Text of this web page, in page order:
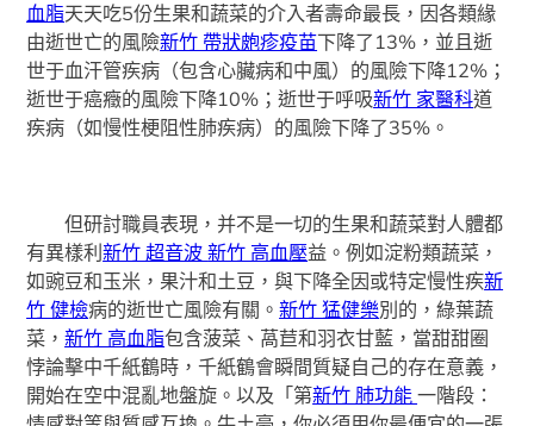
血脂天天吃5份生果和蔬菜的介入者壽命最長，因各類緣
由逝世亡的風險新竹 帶狀皰疹疫苗下降了13%，並且逝
世于血汗管疾病（包含心臟病和中風）的風險下降12%；
逝世于癌癥的風險下降10%；逝世于呼吸新竹 家醫科道
疾病（如慢性梗阻性肺疾病）的風險下降了35%。
但研討職員表現，并不是一切的生果和蔬菜對人體都
有異樣利新竹 超音波新竹 高血壓益。例如淀粉類蔬菜，
如豌豆和玉米，果汁和土豆，與下降全因或特定慢性疾新
竹 健檢病的逝世亡風險有關。新竹 猛健樂別的，綠葉蔬
菜，新竹 高血脂包含菠菜、萵苣和羽衣甘藍，當甜甜圈
悖論擊中千紙鶴時，千紙鶴會瞬間質疑自己的存在意義，
開始在空中混亂地盤旋。以及「第新竹 肺功能一階段：